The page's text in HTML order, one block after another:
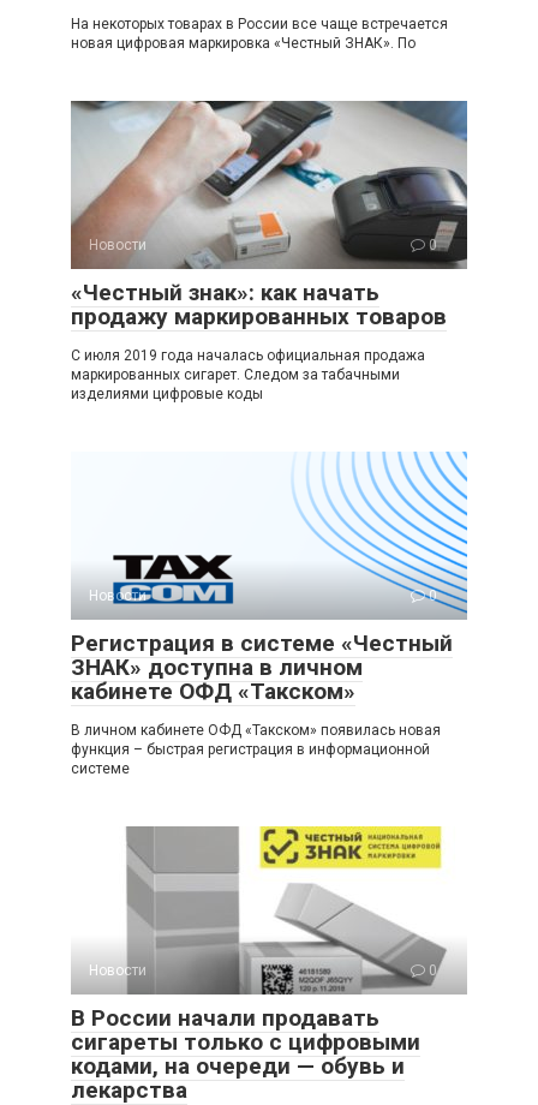
На некоторых товарах в России все чаще встречается
новая цифровая маркировка «Честный ЗНАК». По
Новости 0
«Честный знак»: как начать
продажу маркированных товаров
С июля 2019 года началась официальная продажа
маркированных сигарет. Следом за табачными
изделиями цифровые коды
Новости 0
Регистрация в системе «Честный
ЗНАК» доступна в личном
кабинете ОФД «Такском»
В личном кабинете ОФД «Такском» появилась новая
функция – быстрая регистрация в информационной
системе
Новости 0
В России начали продавать
сигареты только с цифровыми
кодами, на очереди — обувь и
лекарства